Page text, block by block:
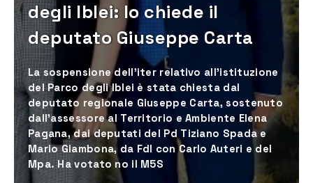
degli Iblei: lo chiede il
deputato Giuseppe Carta
La sospensione dell'iter relativo all'istituzione
del Parco degli Iblei è stata chiesta dal
deputato regionale Giuseppe Carta, sostenuto
dall'assessore al Territorio e Ambiente Elena
Pagana, dai deputati del Pd Tiziano Spada e
Mario Giambona, da FdI con Carlo Auteri e del
Mpa. Ha votato no il M5S